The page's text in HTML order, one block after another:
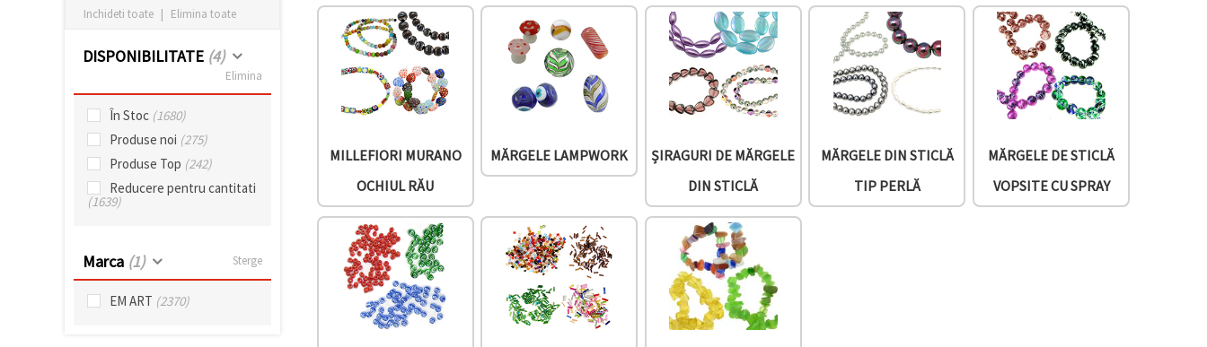
Inchideti toate | Elimina toate
DISPONIBILITATE (4)
Elimina
În Stoc (1680)
Produse noi (275)
Produse Top (242)
Reducere pentru cantitati
(1639)
Marca (1) Sterge
EM ART (2370)
MILLEFIORI MURANO
OCHIUL RĂU
MĂRGELE LAMPWORK
ȘIRAGURI DE MĂRGELE
DIN STICLĂ
MĂRGELE DIN STICLĂ
TIP PERLĂ
MĂRGELE DE STICLĂ
VOPSITE CU SPRAY